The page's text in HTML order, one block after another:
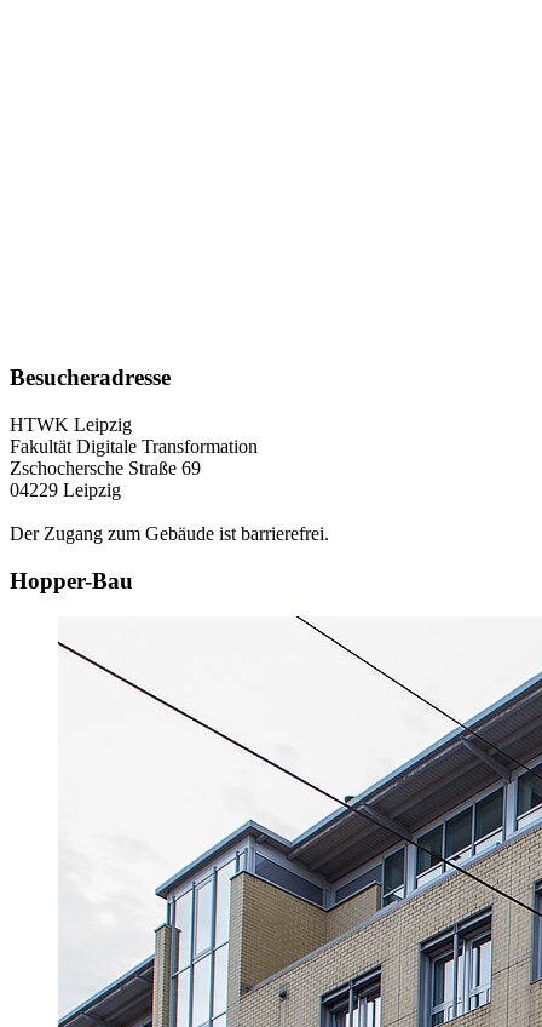
Besucheradresse
HTWK Leipzig
Fakultät Digitale Transformation
Zschochersche Straße 69
04229 Leipzig
Der Zugang zum Gebäude ist barrierefrei.
Hopper-Bau